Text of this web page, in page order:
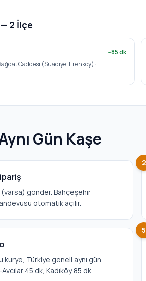
2 İlçe
~85dk
Caddesi (Suadiye, Erenköy) ·
Gün Kaşe
gönder. Bahçeşehir
otomatik açılır.
2
Türkiye geneli aynı gün
45 dk, Kadıköy 85 dk.
5